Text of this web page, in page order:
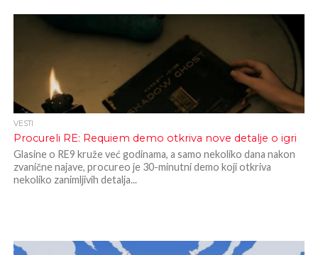
VESTI
Procureli RE: Requiem demo otkriva nove detalje o igri
Glasine o RE9 kruže već godinama, a samo nekoliko dana nakon
zvanične najave, procureo je 30-minutni demo koji otkriva
nekoliko zanimljivih detalja...